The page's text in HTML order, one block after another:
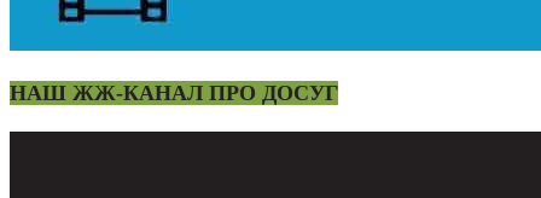
НАШ ЖЖ-КАНАЛ ПРО ДОСУГ